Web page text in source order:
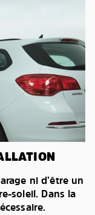
ni d’être un
soleil. Dans la